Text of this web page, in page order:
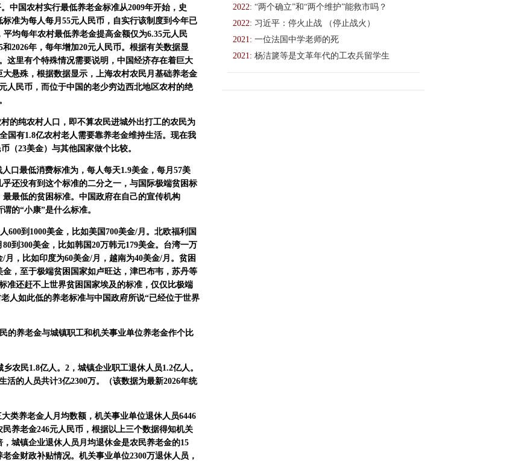
中国农村实行最低养老金标准从2009年开始，史
准为每人每月 55元人民币，自实行该制度到今年已
平均每年农村最低养老金提高金额仅为6.35元人民
和2026年，每年增加20元人民币。根据有关数据显
这里有个特殊情况需要说明，中国经济存在着巨大
悬殊，根据数据显示，上海农村农民月基础养老金
元人民币，而位于中国的老少穷边西北地区农村的绝
的纯农村人口，即不算农民进城外出打工的农民为
国有1.8亿农村老人需要靠养老金维持生活。现在我
（23美金）与其他国家做个比较。
口最低消费标准为，每人每天1.9美金，每月 57美
乎还没有到这个标准的二分之一，与国际极端贫困标
最低的贫困标准。中国政府在自己的宣传机构
谓的“小康”是什么标准。
600到 1000美金，比如美国700美金/月。北欧福利国
80到 300美金，比如韩国20万韩元179美金。台湾一万
/月，比如印度为60美金/月，越南为40美金/月。贫困
金，至于极端贫困国家如卢旺达，津巴布韦，苏丹等
准还赶不上世界贫困国家埃及的标准，仅仅比极端
人如此低的养老标准与中国政府所说“已经位于世界
的养老金与城镇职工和机关事业单位养老金作个比
乡农民1.8亿人。 2 ，城镇企业职工退休人员1.2亿人。
活的人员共计3亿2300万。（该数据为最新2026年统
类养老金人月均数额，机关事业单位退休人员6446
民养老金246元人民币，根据以上三个数据得知机关
，城镇企业退休人员月均退休金是农民养老金的15
老金财政补贴情况。机关事业单位2300万退休人员，
2022: “两个确立”和“两个维护”能救市吗？
2022: 习近平：停火止战 （停止战火）
2021: 一位法国中学老师的死
2021: 杨洁篪等是文革年代的工农兵留学生